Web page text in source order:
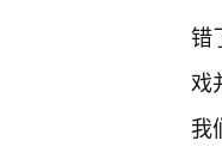
错
戏
我